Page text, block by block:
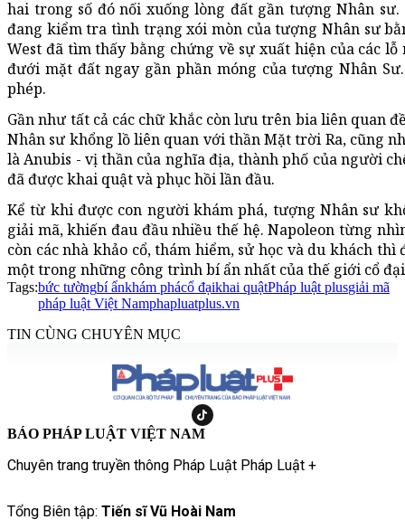
hai trong số đó nối xuống lòng đất gần tượng Nhân
đang kiểm tra tình trạng xói mòn của tượng Nhân sư
West đã tìm thấy bằng chứng về sự xuất hiện của các
đưới mặt đất ngay gần phần móng của tượng Nhân
phép.
Gần như tất cả các chữ khắc còn lưu trên bia liên quan
Nhân sư khổng lồ liên quan với thần Mặt trời Ra, cũng
là Anubis - vị thần của nghĩa địa, thành phố của người
đã được khai quật và phục hồi lần đầu.
Kể từ khi được con người khám phá, tượng Nhân sư
giải mã, khiến đau đầu nhiều thế hệ. Napoleon từng
còn các nhà khảo cổ, thám hiểm, sử học và du khách
một trong những công trình bí ẩn nhất của thế giới cổ
Tags:bức tườngbí ẩnkhám phácổ đạikhai quậtPháp luật plusgiải mã
pháp luật Việt Namphapluatplus.vn
TIN CÙNG CHUYÊN MỤC
BÁO PHÁP LUẬT VIỆT NAM
Chuyên trang truyền thông Pháp Luật Pháp Luật +
Tổng Biên tập: Tiến sĩ Vũ Hoài Nam